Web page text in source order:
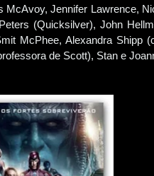
McAvoy, Jennifer Lawrence,
(Quicksilver), John
McPhee, Alexandra Shipp
de Scott), Stan e